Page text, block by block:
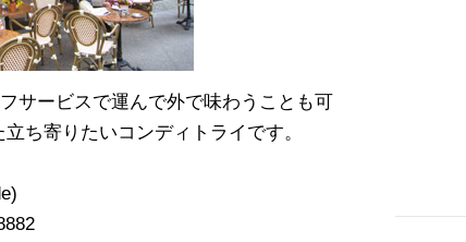
サービスで運んで外で味わうことも可
ち寄りたいコンディトライです。